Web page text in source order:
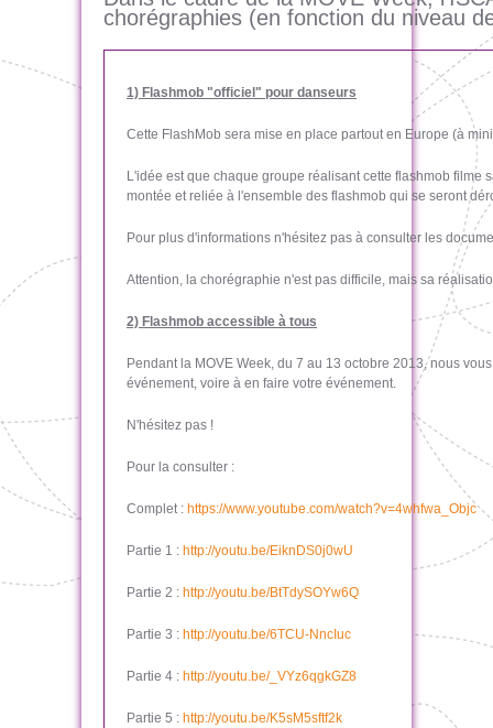
chorégraphies (en fonction du niveau
1) Flashmob "officiel" pour danseurs
Cette FlashMob sera mise en place partout en Europe (à
L'idée est que chaque groupe réalisant cette flashmob
montée et reliée à l'ensemble des flashmob qui se seront
Pour plus d'informations n'hésitez pas à consulter les
Attention, la chorégraphie n'est pas difficile, mais sa
2) Flashmob accessible à tous
Pendant la MOVE Week, du 7 au 13 octobre 2013, nous
événement, voire à en faire votre événement.
N'hésitez pas !
Pour la consulter :
Complet : https://www.youtube.com/watch?v=4whfwa_Objc
Partie 1 : http://youtu.be/EiknDS0j0wU
Partie 2 : http://youtu.be/BtTdySOYw6Q
Partie 3 : http://youtu.be/6TCU-NncIuc
Partie 4 : http://youtu.be/_VYz6qgkGZ8
Partie 5 : http://youtu.be/K5sM5sftf2k